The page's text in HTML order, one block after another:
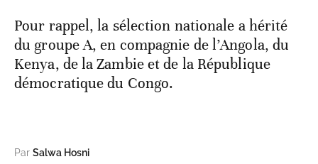
Pour rappel, la sélection nationale a hérité
du groupe A, en compagnie de l’Angola, du
Kenya, de la Zambie et de la République
démocratique du Congo.
Par Salwa Hosni